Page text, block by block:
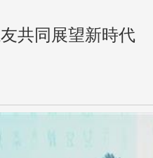
共同展望新時代